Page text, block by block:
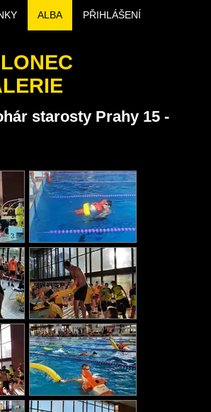
ALBA PŘIHLÁŠENÍ
starosty Prahy 15 -